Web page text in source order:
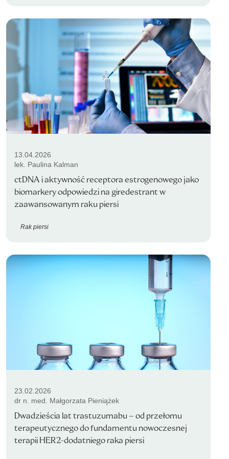
13.04.2026
lek. Paulina Kalman
ctDNA i aktywność receptora estrogenowego jako
biomarkery odpowiedzi na giredestrant w
zaawansowanym raku piersi
Rak piersi
23.02.2026
dr n. med. Małgorzata Pieniążek
Dwadzieścia lat trastuzumabu – od przełomu
terapeutycznego do fundamentu nowoczesnej
terapii HER2-dodatniego raka piersi